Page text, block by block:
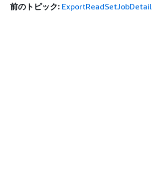
前のトピック: ExportReadSetJobDetail